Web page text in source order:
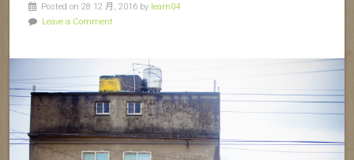
Posted on 28 12 月, 2016 by learn04
Leave a Comment